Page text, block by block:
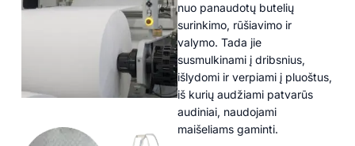
nuo panaudotų butelių
surinkimo, rūšiavimo ir
valymo. Tada jie
susmulkinami į dribsnius,
išlydomi ir verpiami į pluoštus,
iš kurių audžiami patvarūs
audiniai, naudojami
maišeliams gaminti.